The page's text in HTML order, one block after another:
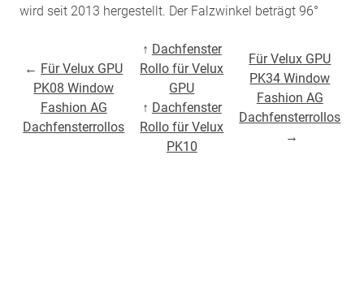
wird seit 2013 hergestellt. Der Falzwinkel beträgt 96°
← Für Velux GPU
PK08 Window
Fashion AG
Dachfensterrollos
↑ Dachfenster
Rollo für Velux
GPU
↑ Dachfenster
Rollo für Velux
PK10
Für Velux GPU
PK34 Window
Fashion AG
Dachfensterrollos
→